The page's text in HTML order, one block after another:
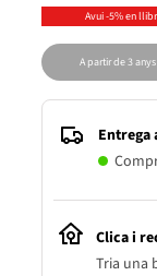
Avui -5% en
A partir de 3 anys
Clica i
Tria una